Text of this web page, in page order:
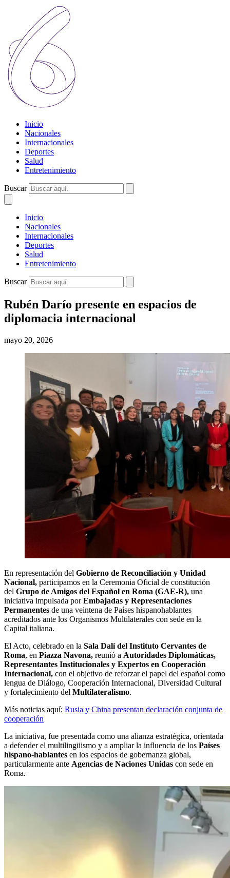
Inicio
Nacionales
Internacionales
Deportes
Salud
Entretenimiento
Buscar
Inicio
Nacionales
Internacionales
Deportes
Salud
Entretenimiento
Buscar
Rubén Darío presente en espacios de
diplomacia internacional
mayo 20, 2026
En representación del Gobierno de Reconciliación y Unidad
Nacional, participamos en la Ceremonia Oficial de constitución
del Grupo de Amigos del Español en Roma (GAE-R), una
iniciativa impulsada porEmbajadas y Representaciones
Permanentes de una veintena de Países hispanohablantes
acreditados ante los Organismos Multilaterales con sede en la
Capital italiana.
El Acto, celebrado en la Sala Dalí del Instituto Cervantes de
Roma, en Piazza Navona, reunió a Autoridades Diplomáticas,
Representantes Institucionales y Expertos en Cooperación
Internacional, con el objetivo de reforzar el papel del español como
lengua de Diálogo, Cooperación Internacional, Diversidad Cultural
y fortalecimiento del Multilateralismo.
Más noticias aquí: Rusia y China presentan declaración conjunta de
cooperación
La iniciativa, fue presentada como una alianza estratégica, orientada
a defender el multilingüismo y a ampliar la influencia de los Países
hispano-hablantes en los espacios de gobernanza global,
particularmente ante Agencias de Naciones Unidas con sede en
Roma.